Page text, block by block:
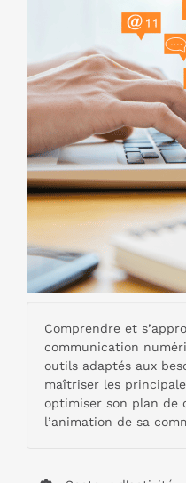
Comprendre et
communication
outils adaptés aux
maîtriser les
optimiser son plan de
l’animation de sa